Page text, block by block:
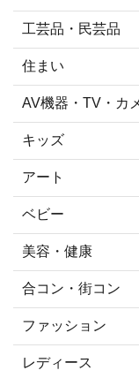
工芸品・民芸品
住まい
AV機器・TV・カ
キッズ
アート
ベビー
美容・健康
合コン・街コン
ファッション
レディース